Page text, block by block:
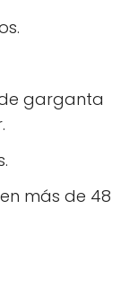
garganta
más de 48